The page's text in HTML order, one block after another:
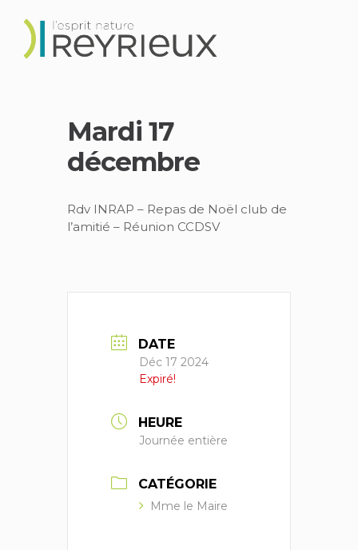
Mardi 17
décembre
Rdv INRAP – Repas de Noël club de
l’amitié – Réunion CCDSV
DATE
Déc 17 2024
Expiré!
HEURE
Journée entière
CATÉGORIE
Mme le Maire